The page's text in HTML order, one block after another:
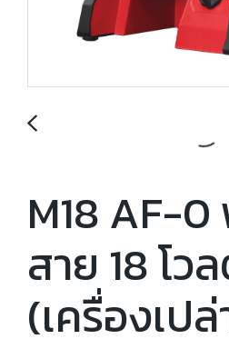
M18 AF-
สาย 18 โว
(เครื่องเป